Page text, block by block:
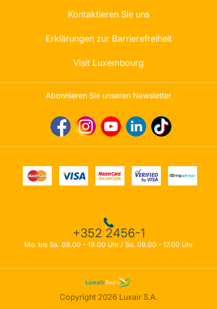
Kontaktieren Sie uns
Erklärungen zur Barrierefreiheit
Visit Luxembourg
Abonnieren Sie unseren Newsletter
+352 2456-1
Mo. bis Sa. 09.00 - 19.00 Uhr / So. 09.00 - 17.00 Uhr
Copyright 2026 Luxair S.A.